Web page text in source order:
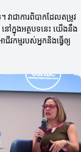
វាជាការពិបាកដែលតម្រូវ
នៅក្នុងអត្ថបទនេះ យើងនឹង
វកម្មរបស់អ្នកនិងធ្វើឲ្យ